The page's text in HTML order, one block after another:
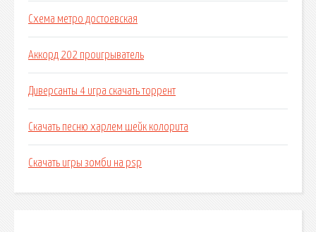
Схема метро достоевская
Аккорд 202 проигрыватель
Диверсанты 4 игра скачать торрент
Скачать песню харлем шейк колорита
Скачать игры зомби на psp